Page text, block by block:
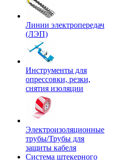
Линии электропередач
(ЛЭП)
Инструменты для
опрессовки, резки,
снятия изоляции
Электроизоляционные
трубы/Трубы для
защиты кабеля
Система штекерного